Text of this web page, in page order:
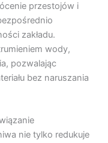
przestojów i
zakładu.
wody,
pozwalając
bez naruszania
nie tylko redukuje